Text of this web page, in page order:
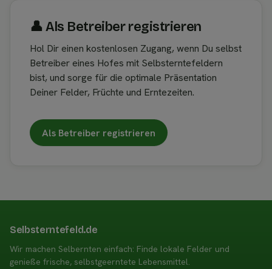
👤︎ Als Betreiber registrieren
Hol Dir einen kostenlosen Zugang, wenn Du selbst
Betreiber eines Hofes mit Selbsterntefeldern
bist, und sorge für die optimale Präsentation
Deiner Felder, Früchte und Erntezeiten.
Als Betreiber registrieren
Selbsterntefeld.de
Wir machen Selbernten einfach: Finde lokale Felder und
genieße frische, selbstgeerntete Lebensmittel.